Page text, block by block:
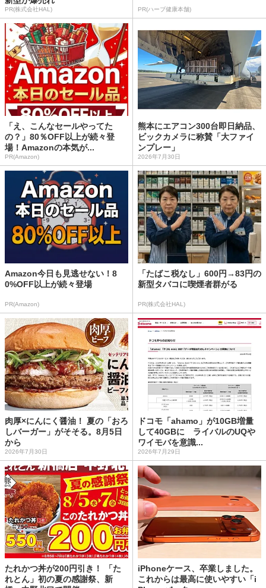
PR(株式会社HAL) PR(ハーブ健康本舗)
「え、こんなセールやってた
の？」80％OFF以上が続々登
場！Amazonの本気が...
PR(Amazon)
熊本にエアコン300台即日納品、
ビックカメラに称賛「大ファイ
ンプレー」
2026年7月30日
Amazon今日も見逃せない！8
0%OFF以上が続々登場
PR(Amazon)
「たばこ税なし」600円→83円の
新型タバコに喫煙者群がる
PR(株式会社HAL)
肉厚×にんにく醤油！ 夏の「おろ
しバーガー」がそそる。8月5日
から
2026年7月30日
ドコモ「ahamo」が10GB増量
して40GBに ライバルのUQや
ワイモバを意識...
2026年7月29日
たれかつ丼が200円引き！ 「た
れとん」初の夏の感謝祭、新
iPhoneケース、卒業しました。
これからは最高に使いやすい「i